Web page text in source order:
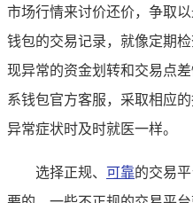
市场行情来讨价还价，争取
钱包的交易记录，就像定期
现异常的资金划转和交易点
系钱包官方客服，采取相应
异常症状时及时就医一样。
选择正规、 可靠的交易